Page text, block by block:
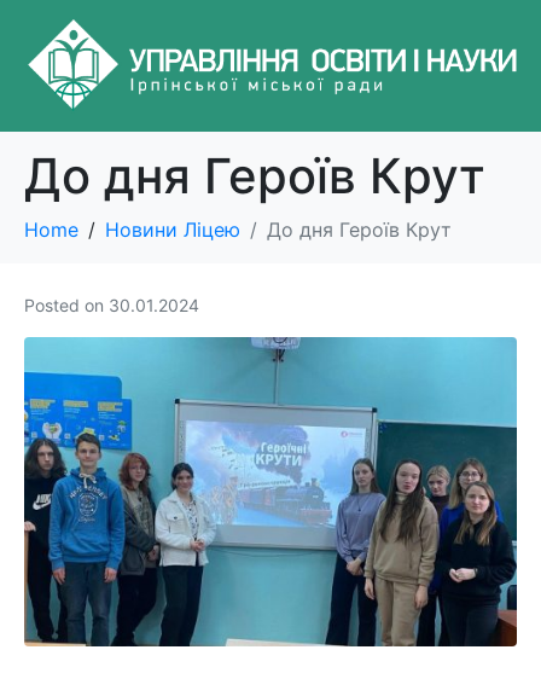
До дня Героїв Крут
Home Новини Ліцею До дня Героїв Крут
Posted on 30.01.2024